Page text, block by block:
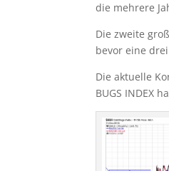
die mehrere
Die zweite
bevor eine
Die aktuelle
BUGS INDEX